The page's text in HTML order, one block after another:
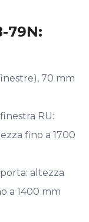
79N:
70 mm
RU:
fino a 1700
altezza
a 1400 mm